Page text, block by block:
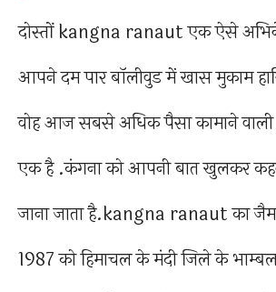
दोस्तों kangna ranaut एक ऐसे
आपने दम पार बॉलीवुड में खास मुकाम
वोह आज सबसे अधिक पैसा कामाने वाली
एक है .कंगना को आपनी बात खुलकर
जाना जाता है.kangna ranaut का
1987 को हिमाचल के मंदी जिले के